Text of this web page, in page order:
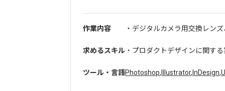
作業内容 ・デジタルカメラ用交換レン
求めるスキル ・プロダクトデザインに関す
ツール・言語Photoshop, Illustrator, InDesign,